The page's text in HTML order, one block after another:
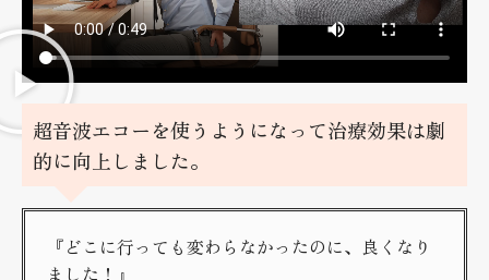
超音波エコーを使うようになって治療効果は劇
的に向上しました。
『どこに行っても変わらなかったのに、良くなり
ました！』